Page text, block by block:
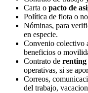
Carta o pacto de
Política de flota o
Nóminas, para
en especie.
Convenio colectivo
beneficios o
Contrato de renting
operativas, si se
Correos,
del trabajo,